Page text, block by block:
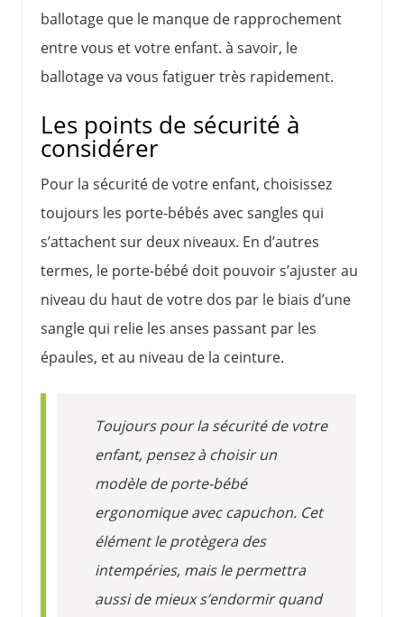
ballotage que le manque de rapprochement
entre vous et votre enfant. à savoir, le
ballotage va vous fatiguer très rapidement.
Les points de sécurité à
considérer
Pour la sécurité de votre enfant, choisissez
toujours les porte-bébés avec sangles qui
s’attachent sur deux niveaux. En d’autres
termes, le porte-bébé doit pouvoir s’ajuster au
niveau du haut de votre dos par le biais d’une
sangle qui relie les anses passant par les
épaules, et au niveau de la ceinture.
Toujours pour la sécurité de votre
enfant, pensez à choisir un
modèle de porte-bébé
ergonomique avec capuchon. Cet
élément le protègera des
intempéries, mais le permettra
aussi de mieux s’endormir quand